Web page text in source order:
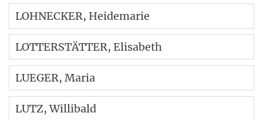
LOHNECKER, Heidemarie
LOTTERSTÄTTER, Elisabeth
LUEGER, Maria
LUTZ, Willibald